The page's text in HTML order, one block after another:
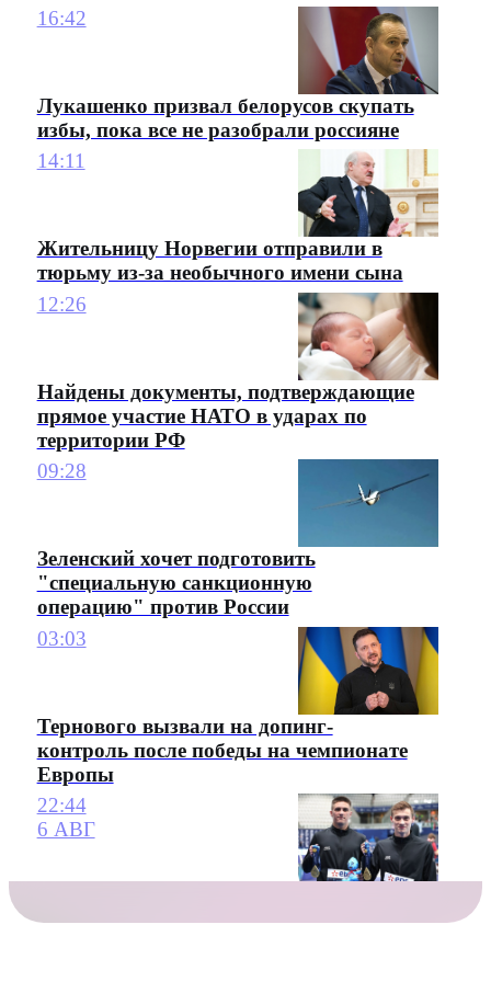
16:42
Лукашенко призвал белорусов скупать
избы, пока все не разобрали россияне
14:11
Жительницу Норвегии отправили в
тюрьму из-за необычного имени сына
12:26
Найдены документы, подтверждающие
прямое участие НАТО в ударах по
территории РФ
09:28
Зеленский хочет подготовить
"специальную санкционную
операцию" против России
03:03
Тернового вызвали на допинг-
контроль после победы на чемпионате
Европы
22:44
6 АВГ